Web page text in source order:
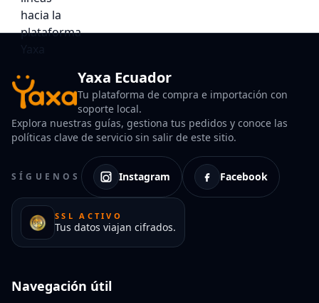
Yaxa Ecuador
Tu plataforma de compra e importación con
soporte local.
Explora nuestras guías, gestiona tus pedidos y conoce las
políticas clave de servicio sin salir de este sitio.
SÍGUENOS Instagram Facebook
SSL ACTIVO
Tus datos viajan cifrados.
Navegación útil